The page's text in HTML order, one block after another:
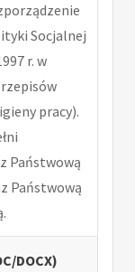
Socjalnej
r. w
pracy).
Państwową
Państwową
DOCX)